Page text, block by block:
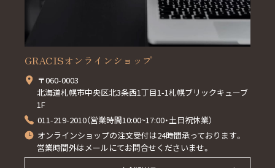
GRACISオンラインショップ
〒060-0003
北海道札幌市中央区北3条西1丁目1-1札幌ブリックキューブ
1F
011-219-2010（営業時間10:00~17:00・土日祝休業）
オンラインショップの注文受付は24時間承っております。
営業時間外はメールにてお問合せくださいませ。